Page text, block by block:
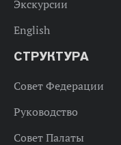
Экскурсии
English
СТРУКТУРА
Совет Федерации
Руководство
Совет Палаты